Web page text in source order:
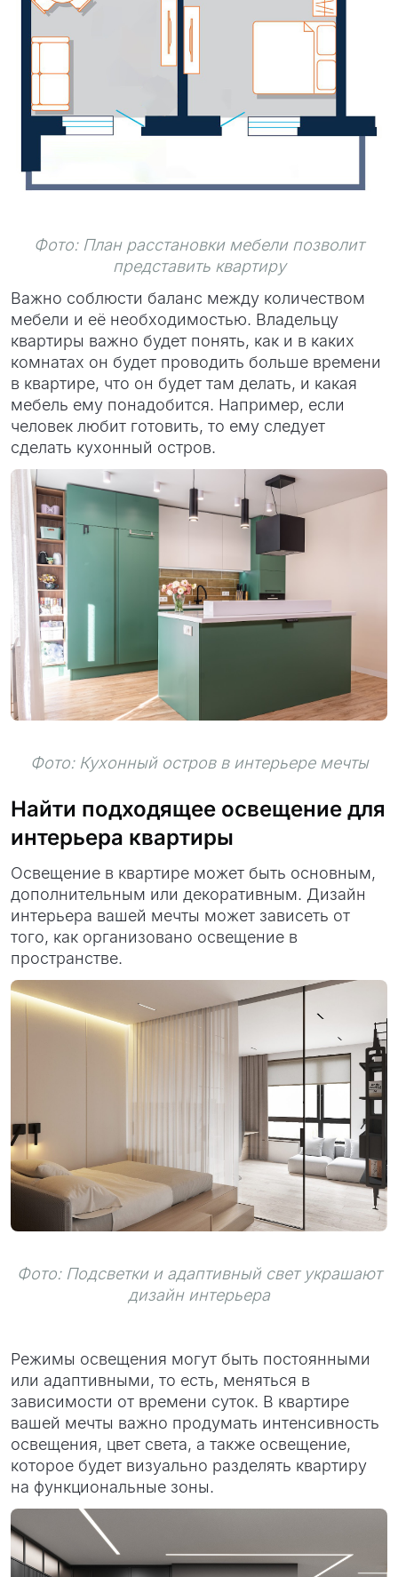
Фото: План расстановки мебели позволит
представить квартиру
Важно соблюсти баланс между количеством
мебели и её необходимостью. Владельцу
квартиры важно будет понять, как и в каких
комнатах он будет проводить больше времени
в квартире, что он будет там делать, и какая
мебель ему понадобится. Например, если
человек любит готовить, то ему следует
сделать кухонный остров.
Фото: Кухонный остров в интерьере мечты
Найти подходящее освещение для
интерьера квартиры
Освещение в квартире может быть основным,
дополнительным или декоративным. Дизайн
интерьера вашей мечты может зависеть от
того, как организовано освещение в
пространстве.
Фото: Подсветки и адаптивный свет украшают
дизайн интерьера
Режимы освещения могут быть постоянными
или адаптивными, то есть, меняться в
зависимости от времени суток. В квартире
вашей мечты важно продумать интенсивность
освещения, цвет света, а также освещение,
которое будет визуально разделять квартиру
на функциональные зоны.